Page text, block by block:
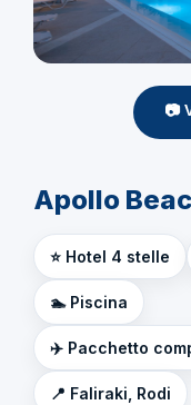
📷
Apollo
⭐ Hotel 4 stelle
🏊 Piscina
✈️ Pacchetto
📍 Faliraki, Rodi